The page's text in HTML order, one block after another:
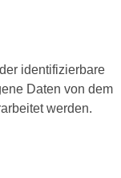
identifizierbare
Daten von dem
werden.